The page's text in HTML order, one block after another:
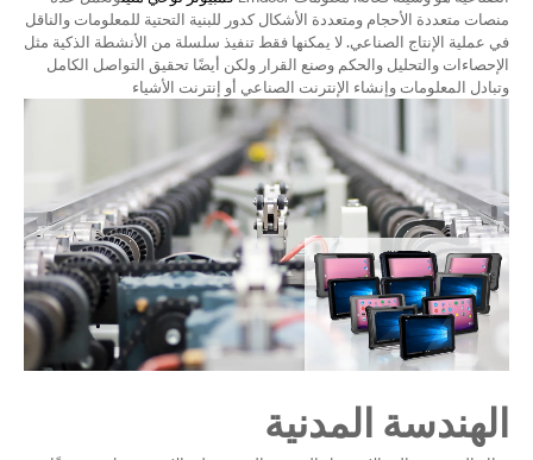
منصات متعددة الأحجام ومتعددة الأشكال كدور للبنية التحتية للمعلومات والناقل
في عملية الإنتاج الصناعي. لا يمكنها فقط تنفيذ سلسلة من الأنشطة الذكية مثل
الإحصاءات والتحليل والحكم وصنع القرار ولكن أيضًا تحقيق التواصل الكامل
وتبادل المعلومات وإنشاء الإنترنت الصناعي أو إنترنت الأشياء
الهندسة المدنية